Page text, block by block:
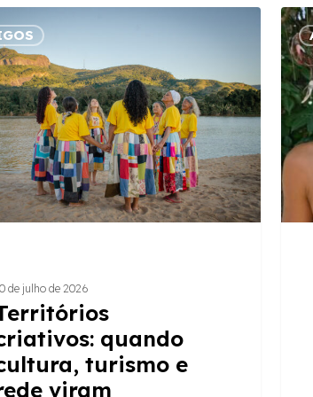
de julho de 2026
quando
turismo e
viram
e
juntos